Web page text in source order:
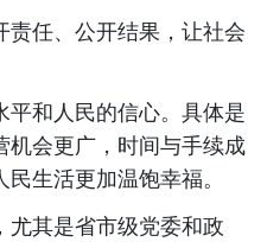
任、公开结果，让社会
和人民的信心。具体是
机会更广，时间与手续成
生活更加温饱幸福。
尤其是省市级党委和政